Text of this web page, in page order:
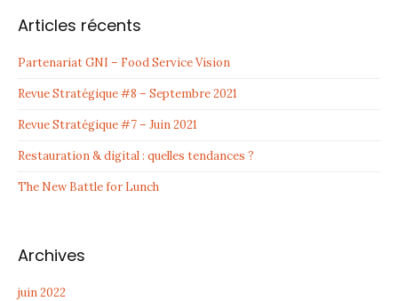
Articles récents
Partenariat GNI – Food Service Vision
Revue Stratégique #8 – Septembre 2021
Revue Stratégique #7 – Juin 2021
Restauration & digital : quelles tendances ?
The New Battle for Lunch
Archives
juin 2022